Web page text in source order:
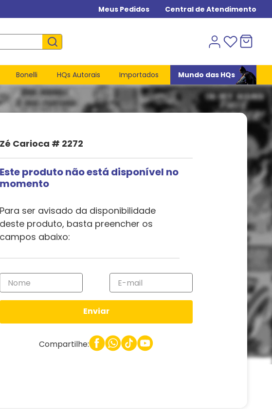
Meus Pedidos Central de Atendimento
Bonelli HQs Autorais Importados Mundo das HQs
Zé Carioca # 2272
Este produto não está disponível no
momento
Para ser avisado da disponibilidade
deste produto, basta preencher os
campos abaixo:
Enviar
Compartilhe: